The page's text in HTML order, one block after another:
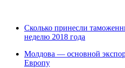
Сколько принесли
неделю 2018 года
Молдова — основной
Европу